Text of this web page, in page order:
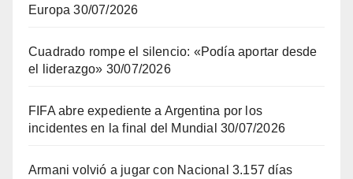
Europa 30/07/2026
Cuadrado rompe el silencio: «Podía aportar desde
el liderazgo» 30/07/2026
FIFA abre expediente a Argentina por los
incidentes en la final del Mundial 30/07/2026
Armani volvió a jugar con Nacional 3.157 días